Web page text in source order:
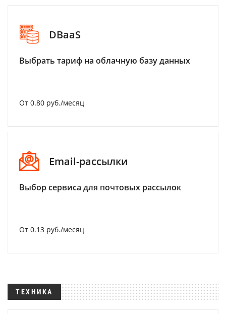
DBaaS
Выбрать тариф на облачную базу данных
От 0.80 руб./месяц
Email-рассылки
Выбор сервиса для почтовых рассылок
От 0.13 руб./месяц
ТЕХНИКА